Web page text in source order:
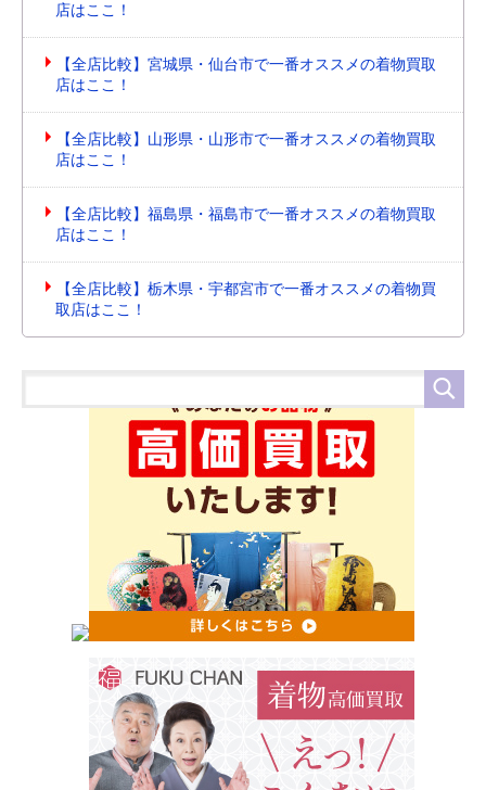
店はここ！
【全店比較】宮城県・仙台市で一番オススメの着物買取
店はここ！
【全店比較】山形県・山形市で一番オススメの着物買取
店はここ！
【全店比較】福島県・福島市で一番オススメの着物買取
店はここ！
【全店比較】栃木県・宇都宮市で一番オススメの着物買
取店はここ！